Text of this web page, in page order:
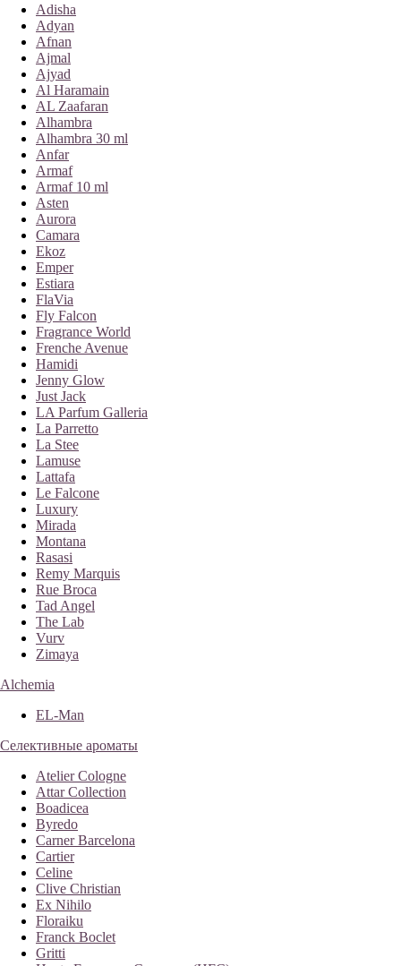
Adisha
Adyan
Afnan
Ajmal
Ajyad
Al Haramain
AL Zaafaran
Alhambra
Alhambra 30 ml
Anfar
Armaf
Armaf 10 ml
Asten
Aurora
Camara
Ekoz
Emper
Estiara
FlaVia
Fly Falcon
Fragrance World
Frenche Avenue
Hamidi
Jenny Glow
Just Jack
LA Parfum Galleria
La Parretto
La Stee
Lamuse
Lattafa
Le Falcone
Luxury
Mirada
Montana
Rasasi
Remy Marquis
Rue Broca
Tad Angel
The Lab
Vurv
Zimaya
Alchemia
EL-Man
Селективные ароматы
Atelier Cologne
Attar Collection
Boadicea
Byredo
Carner Barcelona
Cartier
Celine
Clive Christian
Ex Nihilo
Floraiku
Franck Boclet
Gritti